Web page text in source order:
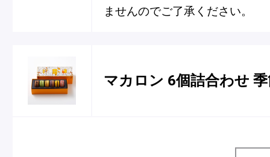
ませんのでご了承ください。
マカロン 6個詰合わせ